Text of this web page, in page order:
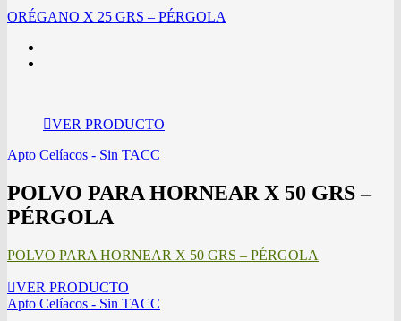
ORÉGANO X 25 GRS – PÉRGOLA
VER PRODUCTO
Apto Celíacos - Sin TACC
POLVO PARA HORNEAR X 50 GRS –
PÉRGOLA
POLVO PARA HORNEAR X 50 GRS – PÉRGOLA
VER PRODUCTO
Apto Celíacos - Sin TACC